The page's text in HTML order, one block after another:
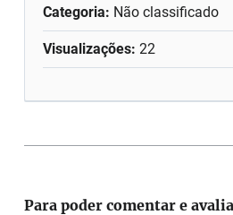
Categoria: Não classificado
Visualizações: 22
Para poder comentar e